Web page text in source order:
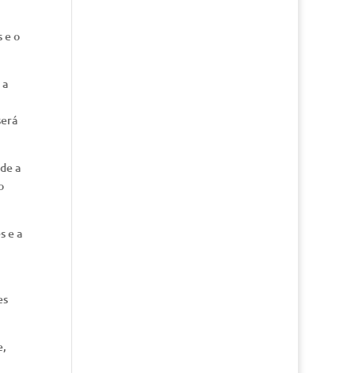
e o
a
e a